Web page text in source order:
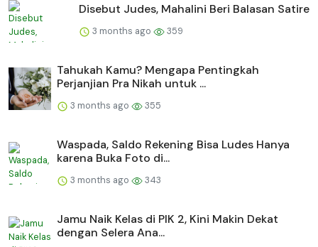
Disebut Judes, Mahalini Beri Balasan Satire
3 months ago 359
Tahukah Kamu? Mengapa Pentingkah
Perjanjian Pra Nikah untuk ...
3 months ago 355
Waspada, Saldo Rekening Bisa Ludes Hanya
karena Buka Foto di...
3 months ago 343
Jamu Naik Kelas di PIK 2, Kini Makin Dekat
dengan Selera Ana...